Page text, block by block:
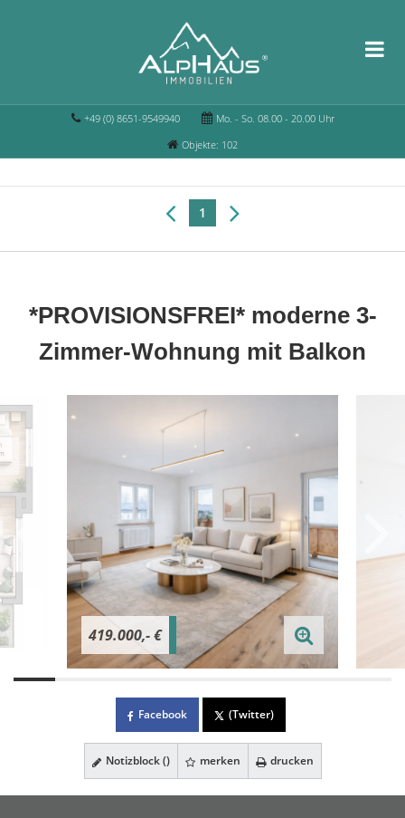
+49 (0) 8651-9549940
Mo. - So. 08.00 - 20.00 Uhr
Objekte: 102
1
*PROVISIONSFREI* moderne 3-
Zimmer-Wohnung mit Balkon
419.000,- €
Facebook (Twitter)
Notizblock () merken drucken